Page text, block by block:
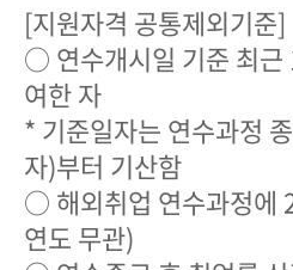
[지원자격 공통제외기준]
○ 연수개시일 기준 최근
여한 자
* 기준일자는 연수과정
자)부터 기산함
○ 해외취업 연수과정에
연도 무관)